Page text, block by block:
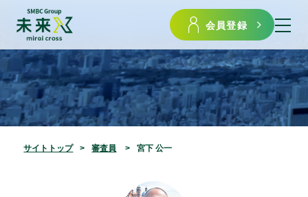
会員登録
サイトトップ 審査員 宮下 公一